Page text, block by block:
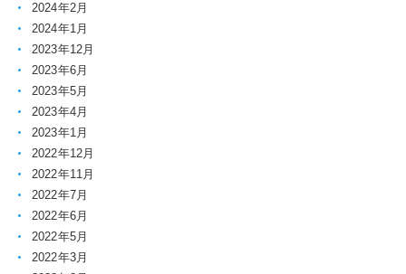
2024年2月
2024年1月
2023年12月
2023年6月
2023年5月
2023年4月
2023年1月
2022年12月
2022年11月
2022年7月
2022年6月
2022年5月
2022年3月